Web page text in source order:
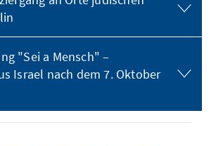
"Sei a Mensch" –
Israel nach dem 7. Oktober